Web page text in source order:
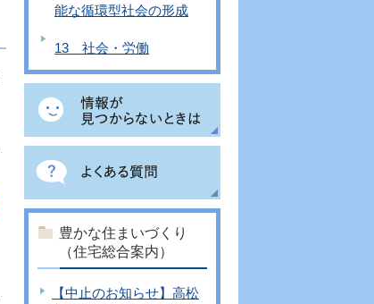
能な循環型社会の形成
13 社会・労働
豊かな住まいづくり
（住宅総合案内）
【中止のお知らせ】高松